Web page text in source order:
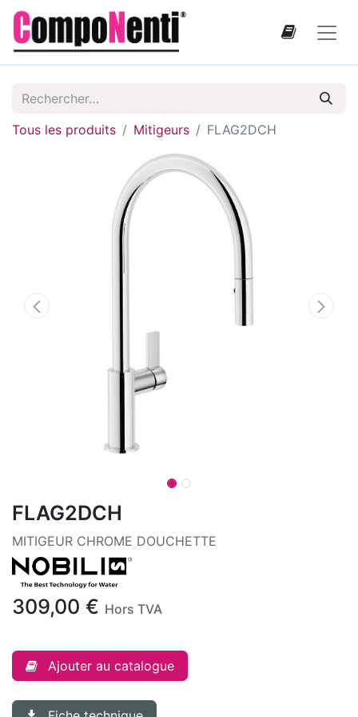
Tous les produits Mitigeurs FLAG2DCH
FLAG2DCH
MITIGEUR CHROME DOUCHETTE
309,00 € Hors TVA
Ajouter au catalogue